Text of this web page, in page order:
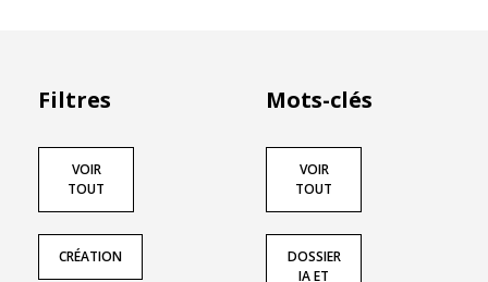
Filtres
VOIR
TOUT
CRÉATION
Mots-clés
VOIR
TOUT
DOSSIER
IA ET